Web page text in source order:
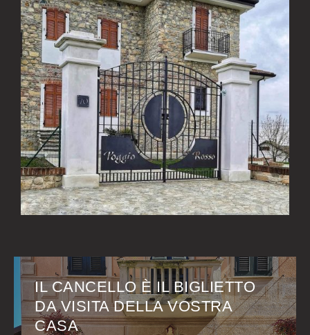
IL CANCELLO È IL BIGLIETTO
DA VISITA DELLA VOSTRA
CASA